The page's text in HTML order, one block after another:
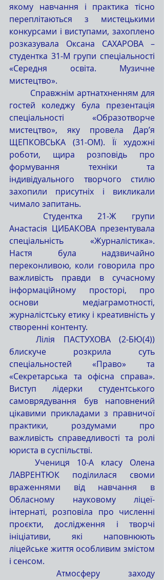
якому навчання і практика тісно
переплітаються з мистецькими
конкурсами і виступами, захоплено
розказувала Оксана САХАРОВА –
студентка 31-М групи спеціальності
«Середня освіта. Музичне
мистецтво».
гостей коледжу була презентація
спеціальності «Образотворче
мистецтво», яку провела Дар’я
ЩЕПКОВСЬКА (31-ОМ). Її художні
роботи, щира розповідь про
формування техніки та
індивідуального творчого стилю
захопили присутніх і викликали
чимало запитань.
Анастасія ЦИБАКОВА презентувала
спеціальність «Журналістика».
Настя була надзвичайно
переконливою, коли говорила про
важливість правди в сучасному
інформаційному просторі, про
основи медіаграмотності,
журналістську етику і креативність у
створенні контенту.
	Лілія ПАСТУХОВА (2-БЮ(4))
блискуче розкрила суть
спеціальностей «Право» та
«Секретарська та офісна справа».
Виступ лідерки студентського
самоврядування був наповнений
цікавими прикладами з правничої
практики, роздумами про
важливість справедливості та ролі
юриста в суспільстві.
ЛАВРЕНТЮК поділилася своми
враженнями від навчання в
Обласному науковому ліцеї-
інтернаті, розповіла про численні
проєкти, дослідження і творчі
ініціативи, які наповнюють
ліцейське життя особливим змістом
і сенсом.